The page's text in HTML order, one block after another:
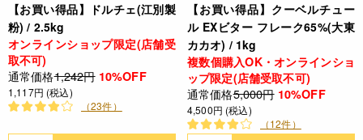
【お買い得品】ドルチェ(江別製
粉) / 2.5kg
オンラインショップ限定(店舗受
取不可)
通常価格1,242円 10%OFF
1,117円 (税込)
（23件）
【お買い得品】クーベルチュー
ル EXビター フレーク65%(大東
カカオ) / 1kg
複数個購入OK・オンラインショ
ップ限定(店舗受取不可)
通常価格5,000円 10%OFF
4,500円 (税込)
（12件）